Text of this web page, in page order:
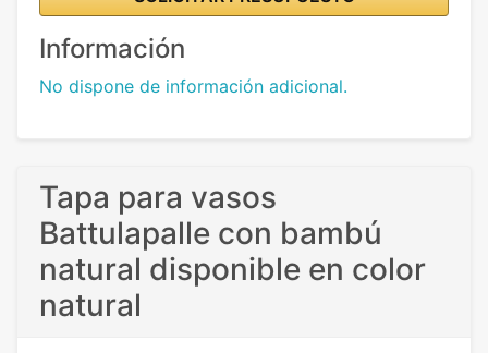
Información
No dispone de información adicional.
Tapa para vasos
Battulapalle con bambú
natural disponible en color
natural